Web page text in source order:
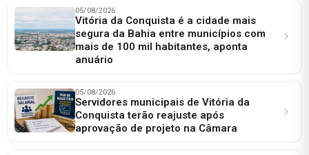
05/08/2026
Vitória da Conquista é a cidade mais
segura da Bahia entre municípios com
mais de 100 mil habitantes, aponta
anuário
05/08/2026
Servidores municipais de Vitória da
Conquista terão reajuste após
aprovação de projeto na Câmara